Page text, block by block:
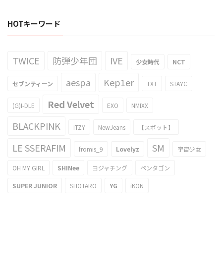
HOTキーワード
TWICE 防弾少年団 IVE 少女時代 NCT
セブンティーン aespa Kep1er TXT STAYC
(G)I-DLE Red Velvet EXO NMIXX
BLACKPINK ITZY NewJeans 【スポット】
LE SSERAFIM fromis_9 Lovelyz SM 宇宙少女
OH MY GIRL SHINee ヨジャチング ペンタゴン
SUPER JUNIOR SHOTARO YG iKON